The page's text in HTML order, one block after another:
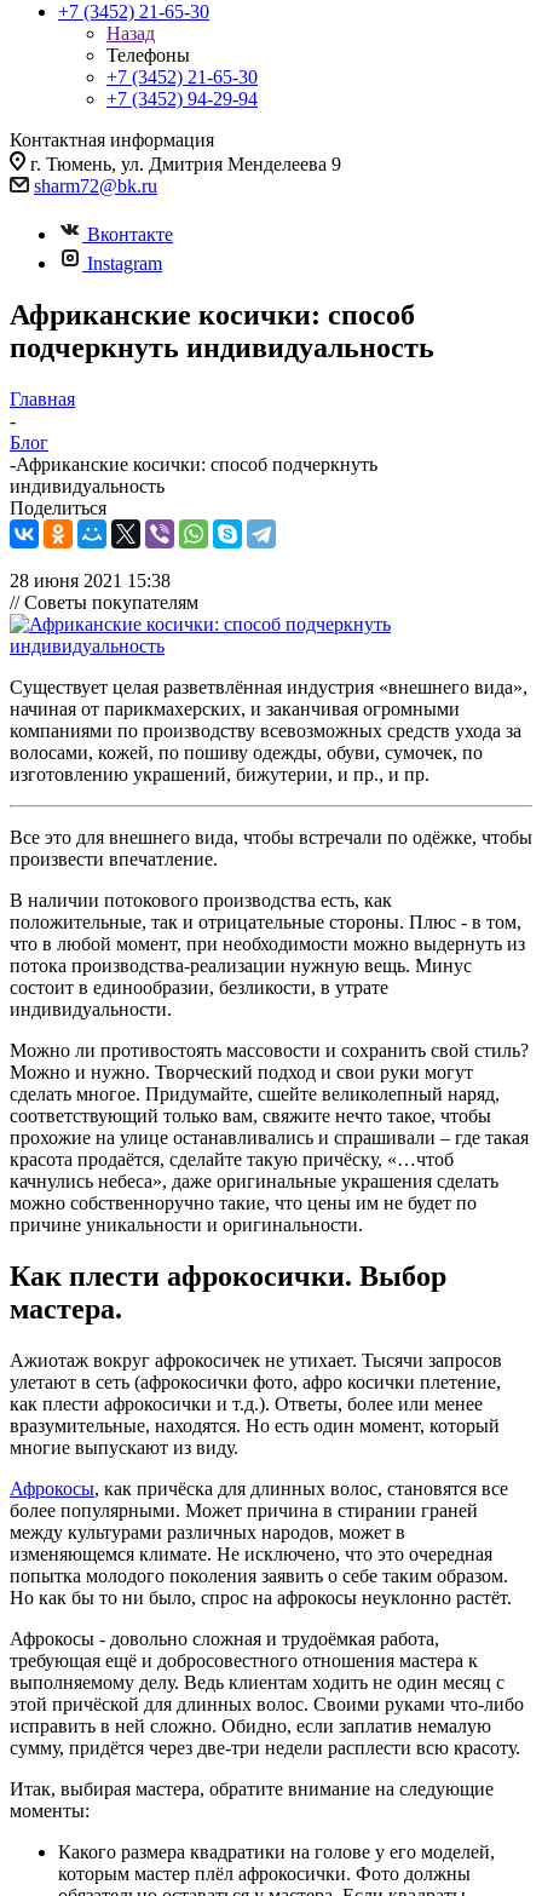
+7 (3452) 21-65-30
Назад
Телефоны
+7 (3452) 21-65-30
+7 (3452) 94-29-94
Контактная информация
г. Тюмень, ул. Дмитрия Менделеева 9
sharm72@bk.ru
Вконтакте
Instagram
Африканские косички: способ
подчеркнуть индивидуальность
Главная
-
Блог
-Африканские косички: способ подчеркнуть
индивидуальность
Поделиться
28 июня 2021 15:38
// Советы покупателям
Существует целая разветвлённая индустрия «внешнего вида»,
начиная от парикмахерских, и заканчивая огромными
компаниями по производству всевозможных средств ухода за
волосами, кожей, по пошиву одежды, обуви, сумочек, по
изготовлению украшений, бижутерии, и пр., и пр.
Все это для внешнего вида, чтобы встречали по одёжке, чтобы
произвести впечатление.
В наличии потокового производства есть, как
положительные, так и отрицательные стороны. Плюс - в том,
что в любой момент, при необходимости можно выдернуть из
потока производства-реализации нужную вещь. Минус
состоит в единообразии, безликости, в утрате
индивидуальности.
Можно ли противостоять массовости и сохранить свой стиль?
Можно и нужно. Творческий подход и свои руки могут
сделать многое. Придумайте, сшейте великолепный наряд,
соответствующий только вам, свяжите нечто такое, чтобы
прохожие на улице останавливались и спрашивали – где такая
красота продаётся, сделайте такую причёску, «…чтоб
качнулись небеса», даже оригинальные украшения сделать
можно собственноручно такие, что цены им не будет по
причине уникальности и оригинальности.
Как плести афрокосички. Выбор
мастера.
Ажиотаж вокруг афрокосичек не утихает. Тысячи запросов
улетают в сеть (афрокосички фото, афро косички плетение,
как плести афрокосички и т.д.). Ответы, более или менее
вразумительные, находятся. Но есть один момент, который
многие выпускают из виду.
Афрокосы, как причёска для длинных волос, становятся все
более популярными. Может причина в стирании граней
между культурами различных народов, может в
изменяющемся климате. Не исключено, что это очередная
попытка молодого поколения заявить о себе таким образом.
Но как бы то ни было, спрос на афрокосы неуклонно растёт.
Афрокосы - довольно сложная и трудоёмкая работа,
требующая ещё и добросовестного отношения мастера к
выполняемому делу. Ведь клиентам ходить не один месяц с
этой причёской для длинных волос. Своими руками что-либо
исправить в ней сложно. Обидно, если заплатив немалую
сумму, придётся через две-три недели расплести всю красоту.
Итак, выбирая мастера, обратите внимание на следующие
моменты:
Какого размера квадратики на голове у его моделей,
которым мастер плёл афрокосички. Фото должны